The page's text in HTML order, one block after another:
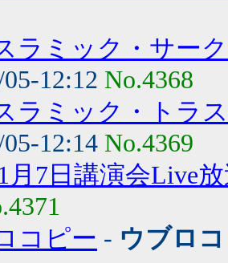
ラミック・サー
12:12 No.4368
ラミック・トラ
12:14 No.4369
1月7日講演会Live
コピー - ウブロ